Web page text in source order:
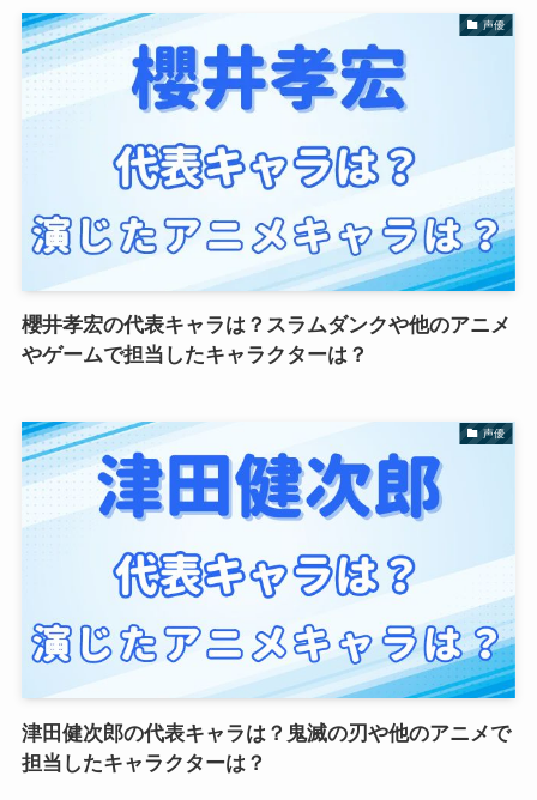
声優
櫻井孝宏の代表キャラは？スラムダンクや他のアニメ
やゲームで担当したキャラクターは？
声優
津田健次郎の代表キャラは？鬼滅の刃や他のアニメで
担当したキャラクターは？